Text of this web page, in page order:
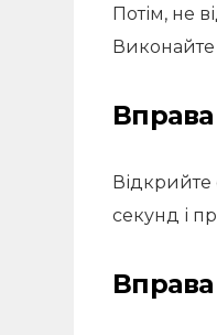
Потім, не
Виконайте
Відкрийте
секунд і